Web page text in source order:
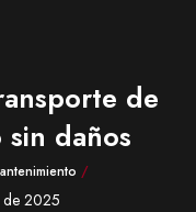
de
daños
/
de 2025